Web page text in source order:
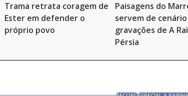
Trama retrata coragem de
Ester em defender o
próprio povo
Paisagens do
servem de
gravações de A
Pérsia